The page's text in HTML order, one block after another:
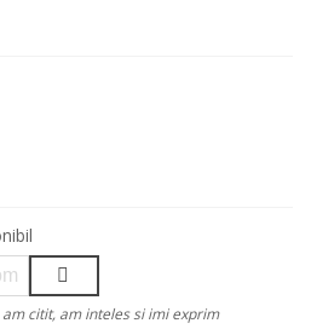
citit, am inteles si imi exprim